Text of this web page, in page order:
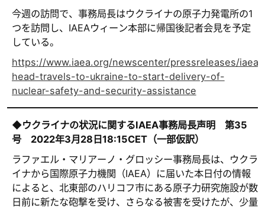
今週の訪問で、事務局長はウクライナの原子力発電所の1
つを訪問し、IAEAウィーン本部に帰国後記者会見を予定
している。
https://www.iaea.org/newscenter/pressreleases/iaea-
head-travels-to-ukraine-to-start-delivery-of-
nuclear-safety-and-security-assistance
◆ウクライナの状況に関するIAEA事務局長声明 第35
号 2022年3月 28 日18:15CET（一部仮訳）
ラファエル・マリアーノ・グロッシー事務局長は、ウクラ
イナから国際原子力機関（IAEA）に届いた本日付の情報
によると、北東部のハリコフ市にある原子力研究施設が数
日前に新たな砲撃を受け、さらなる被害を受けたが、少量